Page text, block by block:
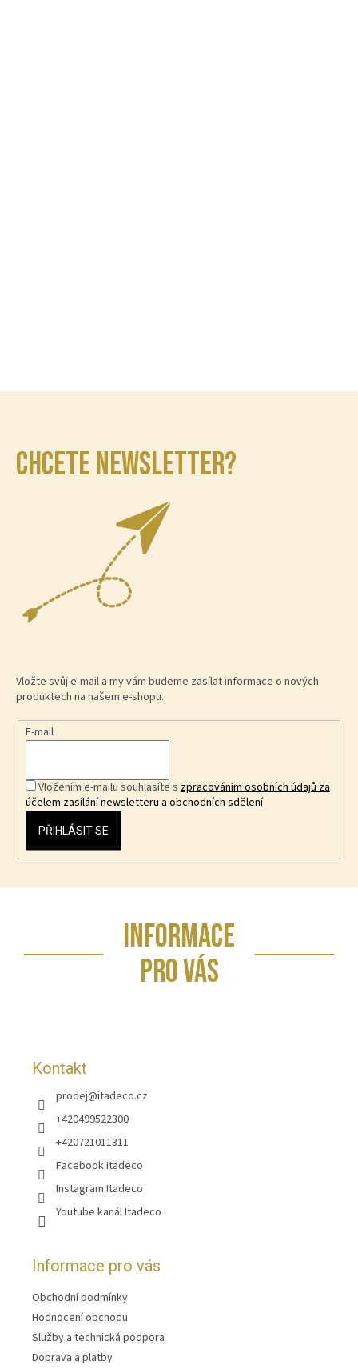
CHCETE NEWSLETTER?
Vložte svůj e-mail a my vám budeme zasílat informace o nových
produktech na našem e-shopu.
E-mail
Vložením e-mailu souhlasíte s zpracováním osobních údajů za
účelem zasílání newsletteru a obchodních sdělení
PŘIHLÁSIT SE
INFORMACE
PRO VÁS
Kontakt
prodej@itadeco.cz
+420499522300
+420721011311
Facebook Itadeco
Instagram Itadeco
Youtube kanál Itadeco
Informace pro vás
Obchodní podmínky
Hodnocení obchodu
Služby a technická podpora
Doprava a platby